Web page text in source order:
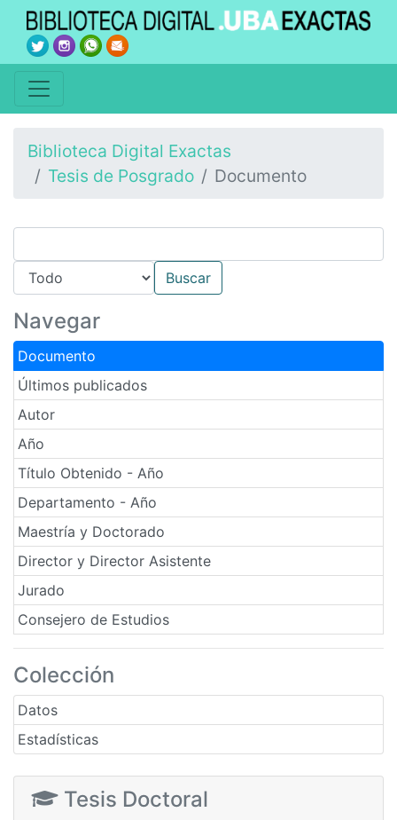
Biblioteca Digital Exactas
Tesis de Posgrado
Documento
Navegar
Documento
Últimos publicados
Autor
Año
Título Obtenido - Año
Departamento - Año
Maestría y Doctorado
Director y Director Asistente
Jurado
Consejero de Estudios
Colección
Datos
Estadísticas
Tesis Doctoral